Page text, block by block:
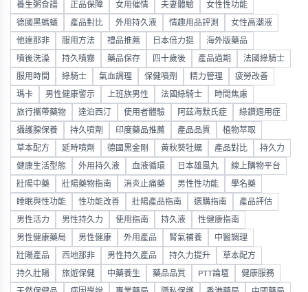
養生粥食譜 正品保障 女用催情 夫妻體驗 女性性功能
德國黑螞蟻 產品對比 外用持久液 情趣用品評測 女性高潮液
他達那非 服用方法 禮品推薦 日本倍力挺 海外版藥品
噴後洗澡 持久噴霧 藥品保存 四十歲後 產品過期 法國綠騎士
服用時間 綠騎士 氣血調理 保健噴劑 精力管理 疲勞改善
瑪卡 男性健康警示 上班族男性 法國綠騎士 時間焦慮
旅行攜帶藥物 達泊西汀 使用者體驗 阿茲海默氏症 綠鑽適用症
攝護腺保養 持久噴劑 印度藥品推薦 產品品質 植物萃取
草本配方 延時噴劑 德國黑金剛 黃秋葵牡蠣 產品對比 持久力
健康生活型態 外用持久液 血液循環 日本雄風丸 線上購物平台
壯陽中藥 壯陽藥物指南 消炎止痛藥 男性性功能 學名藥
睡眠與性功能 性功能改善 壯陽產品指南 選購指南 產品評估
男性活力 男性持久力 使用指南 持久液 性健康指南
男性健康藥局 男性健康 外用產品 腎氣補養 中醫調理
壯陽產品 西地那非 男性持久產品 持久力提升 草本配方
持久壯陽 旅遊保健 中藥養生 藥品品質 PTT論壇 健康服務